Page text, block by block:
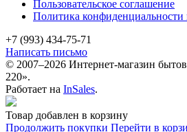
Пользовательское соглашение
Политика конфиденциальности
+7 (993) 434-75-71
Написать письмо
© 2007–2026 Интернет-магазин
220».
Работает на InSales.
Товар добавлен в корзину
Продолжить покупки Перейти в